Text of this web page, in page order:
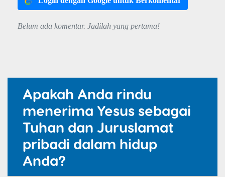
Belum ada komentar. Jadilah yang pertama!
Apakah Anda rindu
menerima Yesus sebagai
Tuhan dan Juruslamat
pribadi dalam hidup
Anda?